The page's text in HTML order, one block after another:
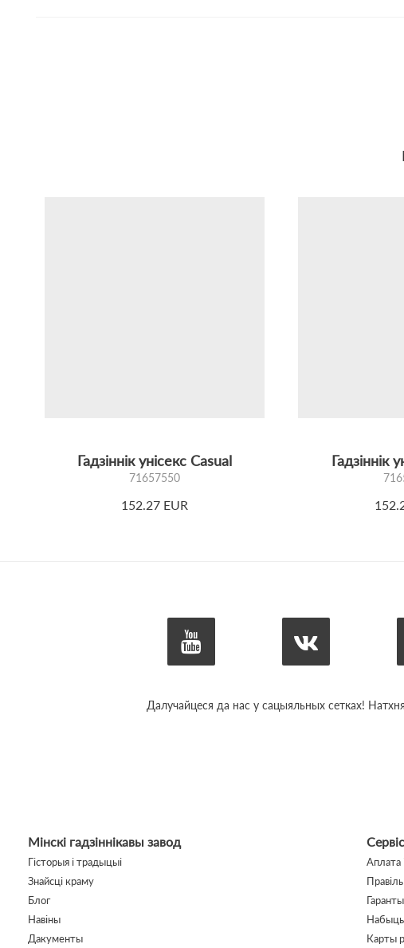
Гадзіннік унісекс Casual
71657550
152.27 EUR
Гадзіннік
Далучайцеся да нас у сацыяльных сетках!
Мінскі гадзіннікавы завод
Гісторыя і традыцыі
Знайсці краму
Блог
Навіны
Дакументы
Сервіс
Аплата
Карты